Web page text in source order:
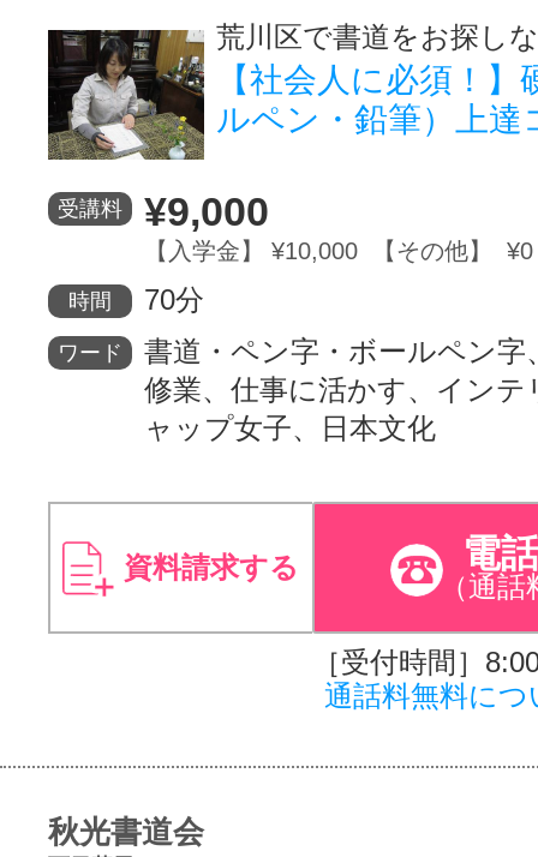
荒川区で書道をお探し
【社会人に必須！】
ルペン・鉛筆）上達
受講料 ¥9,000
【入学金】 ¥10,000 【その他】 ¥0
時間 70分
ワード
書道・ペン字・ボールペン字
修業、仕事に活かす、インテ
ャップ女子、日本文化
資料請求する 電
（通話
［受付時間］
通話料無料につ
秋光書道会